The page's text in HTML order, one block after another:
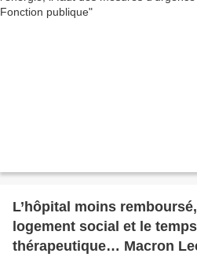
L’hôpital moins
logement social et le
thérapeutique… Macron